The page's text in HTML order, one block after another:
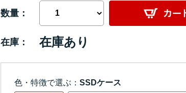
数量：
在庫： 在庫あり
色・特徴で選ぶ： SSDケース